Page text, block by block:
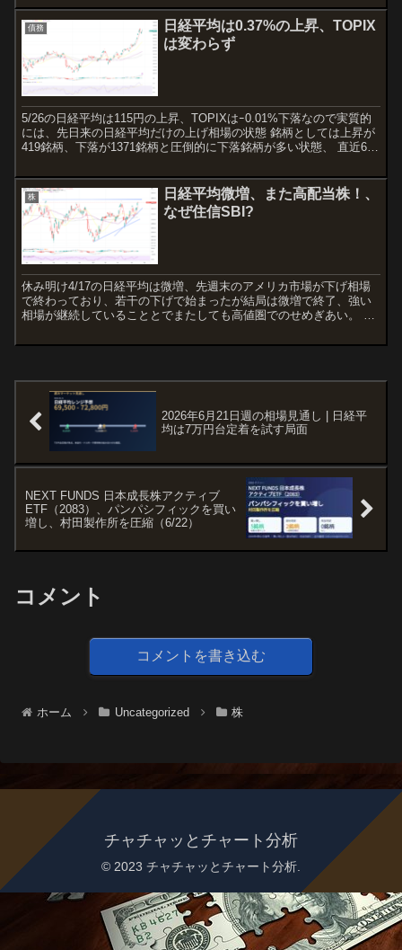
債務
日経平均は0.37%の上昇、TOPIX
は変わらず
5/26の日経平均は115円の上昇、TOPIXはｰ0.01%下落なので実質的
には、先日来の日経平均だけの上げ相場の状態 銘柄としては上昇が
419銘柄、下落が1371銘柄と圧倒的に下落銘柄が多い状態、 直近6日
株
日経平均微増、また高配当株！、
なぜ住信SBI?
休み明け4/17の日経平均は微増、先週末のアメリカ市場が下げ相場
で終わっており、若干の下げで始まったが結局は微増で終了、強い
相場が継続していることとでまたしても高値圏でのせめぎあい。 結
2026年6月21日週の相場見通し | 日経平
均は7万円台定着を試す局面
NEXT FUNDS 日本成長株アクティブ
ETF（2083）、パンパシフィックを買い
増し、村田製作所を圧縮（6/22）
コメント
コメントを書き込む
ホーム Uncategorized 株
チャチャッとチャート分析
© 2023 チャチャッとチャート分析.